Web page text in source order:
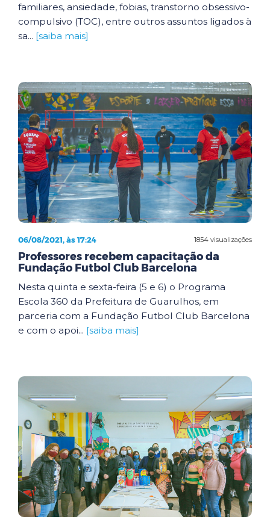
familiares, ansiedade, fobias, transtorno obsessivo-
compulsivo (TOC), entre outros assuntos ligados à
sa... [saiba mais]
1854 visualizações
06/08/2021, às 17:24
Professores recebem capacitação da
Fundação Futbol Club Barcelona
Nesta quinta e sexta-feira (5 e 6) o Programa
Escola 360 da Prefeitura de Guarulhos, em
parceria com a Fundação Futbol Club Barcelona
e com o apoi... [saiba mais]